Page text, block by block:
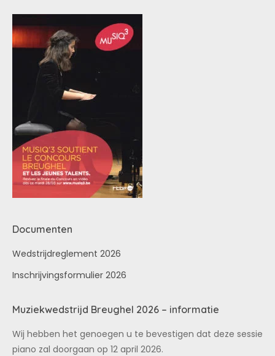
Documenten
Wedstrijdreglement 2026
Inschrijvingsformulier 2026
Muziekwedstrijd Breughel 2026 – informatie
Wij hebben het genoegen u te bevestigen dat deze sessie
piano zal doorgaan op 12 april 2026.